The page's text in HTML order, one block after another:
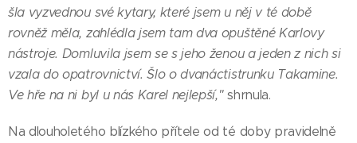
šla vyzvednou své kytary, které jsem u něj v té době
rovněž měla, zahlédla jsem tam dva opuštěné Karlovy
nástroje. Domluvila jsem se s jeho ženou a jeden z nich si
vzala do opatrovnictví. Šlo o dvanáctistrunku Takamine.
Ve hře na ni byl u nás Karel nejlepší,"shrnula.
Na dlouholetého blízkého přítele od té doby pravidelně